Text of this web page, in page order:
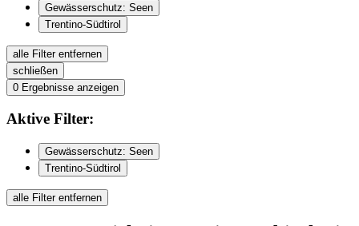
Gewässerschutz: Seen
Trentino-Südtirol
alle Filter entfernen
schließen
0 Ergebnisse anzeigen
Aktive Filter:
Gewässerschutz: Seen
Trentino-Südtirol
alle Filter entfernen